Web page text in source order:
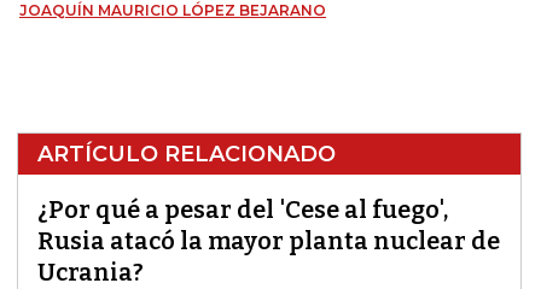
JOAQUÍN MAURICIO LÓPEZ BEJARANO
ARTÍCULO RELACIONADO
¿Por qué a pesar del 'Cese al fuego',
Rusia atacó la mayor planta nuclear de
Ucrania?